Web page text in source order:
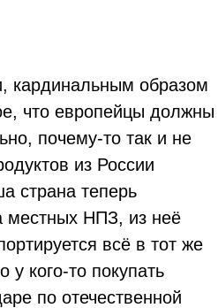
кардинальным образом
что европейцы должны
почему-то так и не
из России
страна теперь
местных НПЗ, из неё
всё в тот же
кого-то покупать
по отечественной